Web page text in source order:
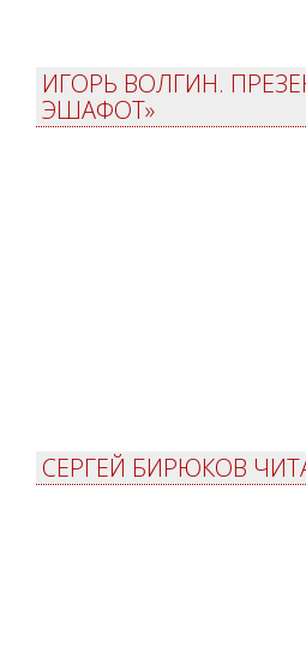
ИГОРЬ ВОЛГИН.
ЭШАФОТ»
СЕРГЕЙ БИРЮКОВ